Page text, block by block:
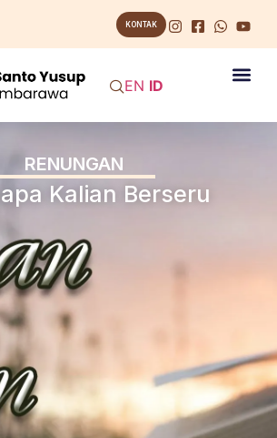
KONTAK
EN ID
RENUNGAN
Kalian Berseru